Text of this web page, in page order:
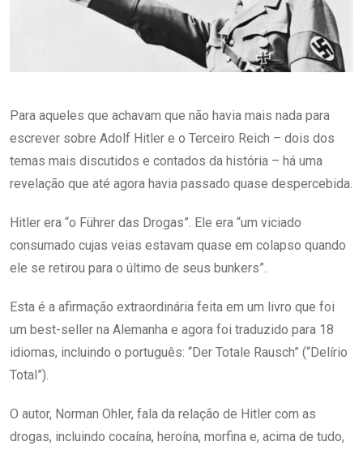
Para aqueles que achavam que não havia mais nada para
escrever sobre Adolf Hitler e o Terceiro Reich – dois dos
temas mais discutidos e contados da história – há uma
revelação que até agora havia passado quase despercebida.
Hitler era “o Führer das Drogas”. Ele era “um viciado
consumado cujas veias estavam quase em colapso quando
ele se retirou para o último de seus bunkers”.
Esta é a afirmação extraordinária feita em um livro que foi
um best-seller na Alemanha e agora foi traduzido para 18
idiomas, incluindo o português: “Der Totale Rausch” (“Delírio
Total”).
O autor, Norman Ohler, fala da relação de Hitler com as
drogas, incluindo cocaína, heroína, morfina e, acima de tudo,